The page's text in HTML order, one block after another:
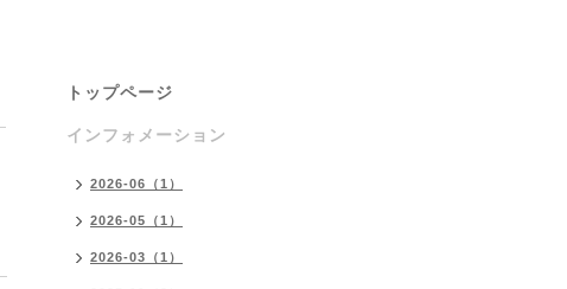
トップページ
インフォメーション
2026-06（1）
2026-05（1）
2026-03（1）